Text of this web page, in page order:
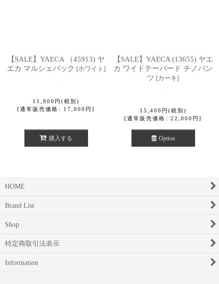
【SALE】YAECA （45913) ヤ
エカ マルシェバック [ホワイト ]
11,900 円 (税別)
[通常販売価格 : 17,000 円 ]
購入する
【SALE】YAECA (13655) ヤエ
カ ワイドテーパード チノパン
ツ [カーキ]
15,400 円 (税別)
[通常販売価格 : 22,000 円 ]
Option
HOME
Brand List
Shop
特定商取引法表示
Information